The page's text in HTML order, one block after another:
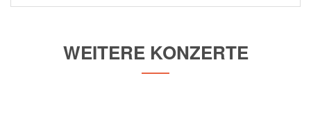
WEITERE KONZERTE